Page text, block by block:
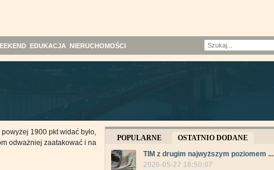
EDUKACJA NIERUCHOMOŚCI
1900 pkt widać było,
odważniej zaatakować i na
POPULARNE
OSTATNIO DODANE
TIM z drugim najwyższym poziomem ...
2026-05-27 18:50:07